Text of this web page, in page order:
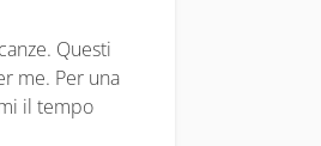
Questi
me. Per una
il tempo